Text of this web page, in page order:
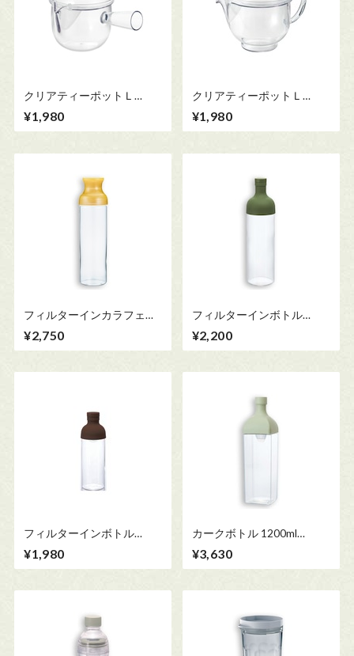
クリアティーポットＬ
480ml ※クリップ式メッシ
ュ
¥1,980
クリアティーポットＬ
480ml ※クリップ式メッシ
ュ
¥1,980
フィルターインカラフェ
¥2,750
フィルターインボトル
¥2,200
フィルターインボトル
¥1,980
カークボトル 1200ml
¥3,630